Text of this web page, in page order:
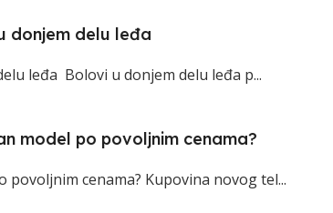
donjem delu leđa
leđa Bolovi u donjem delu leđa p...
model po povoljnim cenama?
cenama? Kupovina novog tel...